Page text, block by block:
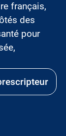
français,
des
pour